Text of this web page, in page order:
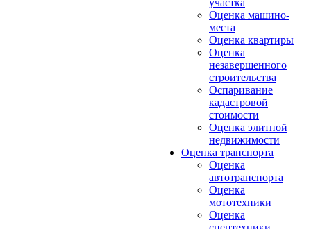
участка
Оценка машино-
места
Оценка квартиры
Оценка
незавершенного
строительства
Оспаривание
кадастровой
стоимости
Оценка элитной
недвижимости
Оценка транспорта
Оценка
автотранспорта
Оценка
мототехники
Оценка